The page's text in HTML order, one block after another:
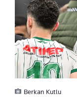
Berkan Kutlu